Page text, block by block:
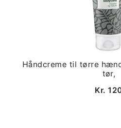
Håndcreme til tørre
tør,
Kr.